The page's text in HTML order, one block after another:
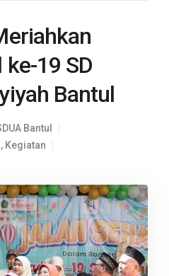
19 SD
Bantul
Bantul
, Kegiatan